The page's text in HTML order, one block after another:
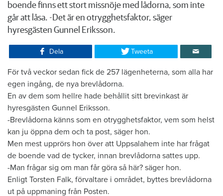
boende finns ett stort missnöje med lådorna, som inte
går att låsa. -Det är en otrygghetsfaktor, säger
hyresgästen Gunnel Eriksson.
Dela Tweeta
​För två veckor sedan fick de 257 lägenheterna, som alla har
egen ingång, de nya brevlådorna.
En av dem som hellre hade behållit sitt brevinkast är
hyresgästen Gunnel Eriksson.
-Brevlådorna känns som en otrygghetsfaktor, vem som helst
kan ju öppna dem och ta post, säger hon.
Men mest upprörs hon över att Uppsalahem inte har frågat
de boende vad de tycker, innan brevlådorna sattes upp.
-Man frågar sig om man får göra så här? säger hon.
Enligt Torsten Falk, förvaltare i området, byttes brevlådorna
ut på uppmaning från Posten.